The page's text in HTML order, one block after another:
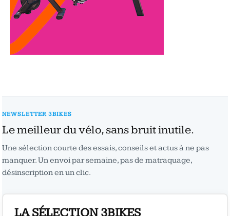
NEWSLETTER 3BIKES
Le meilleur du vélo, sans bruit inutile.
Une sélection courte des essais, conseils et actus à ne pas
manquer. Un envoi par semaine, pas de matraquage,
désinscription en un clic.
LA SÉLECTION 3BIKES